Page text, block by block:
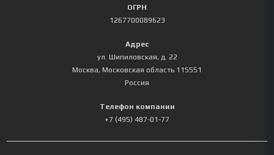
ОГРН
1267700089623
Адрес
ул. Шипиловская, д. 22
Москва, Московская область 115551
Россия
Телефон компании
+7 (495) 487-01-77